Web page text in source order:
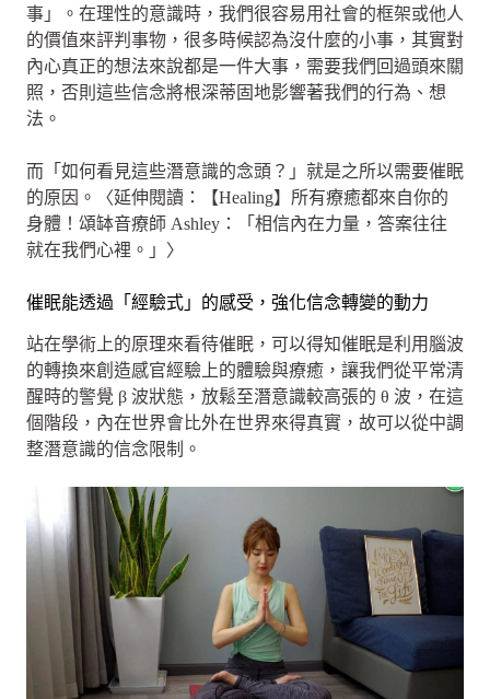
事」。在理性的意識時，我們很容易用社會的框架或他人
的價值來評判事物，很多時候認為沒什麼的小事，其實對
內心真正的想法來說都是一件大事，需要我們回過頭來關
照，否則這些信念將根深蒂固地影響著我們的行為、想
法。
而「如何看見這些潛意識的念頭？」就是之所以需要催眠
的原因。〈延伸閱讀：【Healing】所有療癒都來自你的
身體！頌缽音療師 Ashley：「相信內在力量，答案往往
就在我們心裡。」〉
催眠能透過「經驗式」的感受，強化信念轉變的動力
站在學術上的原理來看待催眠，可以得知催眠是利用腦波
的轉換來創造感官經驗上的體驗與療癒，讓我們從平常清
醒時的警覺 β 波狀態，放鬆至潛意識較高張的 θ 波，在這
個階段，內在世界會比外在世界來得真實，故可以從中調
整潛意識的信念限制。